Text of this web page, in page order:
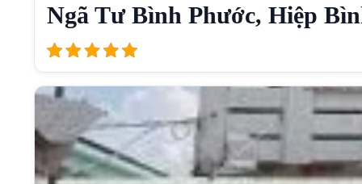
Ngã Tư Bình Phước, Hiệp